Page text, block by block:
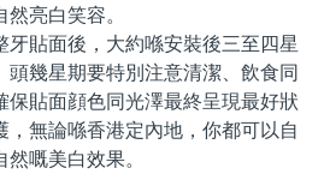
亮白笑容。
貼面後，大約喺安裝後三至四星
頭幾星期要特別注意清潔、飲食同
保貼面顔色同光澤最終呈現最好狀
，無論喺香港定內地，你都可以自
嘅美白效果。